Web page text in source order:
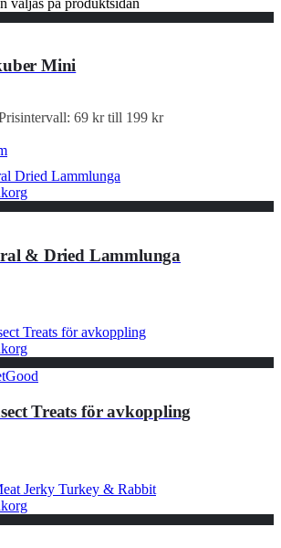
Mini
69 kr till 199 kr
& Dried Lammlunga
Treats för avkoppling